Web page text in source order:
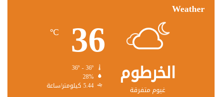
Weather
الخرطوم
غيوم متفرقة
36
℃
28%
5.44 كيلومتر/ساعة